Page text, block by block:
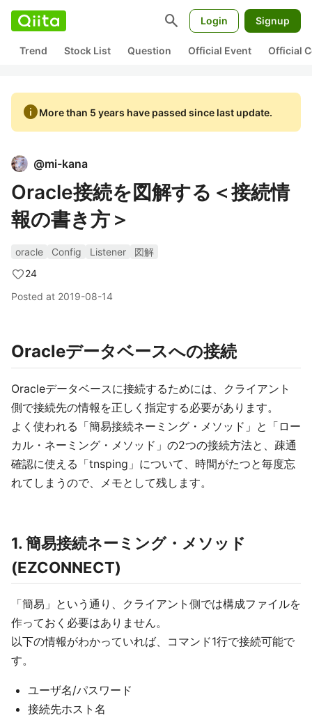
search Login Signup
Trend Stock List Question Official Event Official
infoMore than 5 years have passed since last update.
@mi-kana
Oracle接続を図解する＜接続情
報の書き方＞
oracle Config Listener
図解
24
Posted at 2019-08-14
Oracleデータベースへの接続
Oracleデータベースに接続するためには、クライアント
側で接続先の情報を正しく指定する必要があります。
よく使われる「簡易接続ネーミング・メソッド」と「ロー
カル・ネーミング・メソッド」の2つの接続方法と、疎通
確認に使える「tnsping」について、時間がたつと毎度忘
れてしまうので、メモとして残します。
1. 簡易接続ネーミング・メソッド
(EZCONNECT)
「簡易」という通り、クライアント側では構成ファイルを
作っておく必要はありません。
以下の情報がわかっていれば、コマンド1行で接続可能で
す。
ユーザ名/パスワード
接続先ホスト名